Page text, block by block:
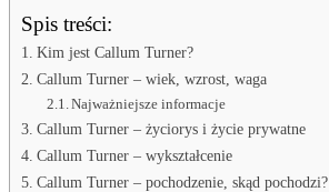
Spis treści:
Kim jest Callum Turner?
Callum Turner – wiek, wzrost, waga
Najważniejsze informacje
Callum Turner – życiorys i życie prywatne
Callum Turner – wykształcenie
Callum Turner – pochodzenie, skąd pochodzi?